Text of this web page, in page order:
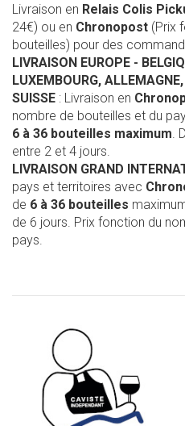
Livraison en Relais Colis
24€) ou en Chronopost (Prix
bouteilles) pour des
LIVRAISON EUROPE -
LUXEMBOURG,
SUISSE : Livraison en
nombre de bouteilles et du
6 à 36 bouteilles maximum.
entre 2 et 4 jours.
LIVRAISON GRAND
pays et territoires avec
de 6 à 36 bouteilles
de 6 jours. Prix fonction du
pays.